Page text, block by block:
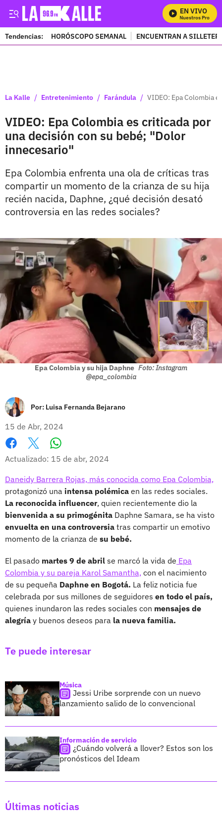
EN VIVO
Mira Todos Nuestros
Tendencias: HORÓSCOPO SEMANAL ENCUENTRAN A
La Kalle / Entretenimiento / Farándula / VIDEO: Epa Colombia
VIDEO: Epa Colombia es criticada por
una decisión con su bebé; "Dolor
innecesario"
Epa Colombia enfrenta una ola de críticas tras
compartir un momento de la crianza de su hija
recién nacida, Daphne, ¿qué decisión desató
controversia en las redes sociales?
Epa Colombia y su hija Daphne Foto: Instagram
@epa_colombia
Por: Luisa Fernanda Bejarano
15 de Abr, 2024
Facebook
X
Actualizado: 15 de abr, 2024
Daneidy Barrera Rojas, más conocida como Epa Colombia,
protagonizó una intensa polémica en las redes sociales.
La reconocida influencer, quien recientemente dio la
bienvenida a su primogénita Daphne Samara, se ha visto
envuelta en una controversia tras compartir un emotivo
momento de la crianza de su bebé.
El pasado martes 9 de abril se marcó la vida de Epa
Colombia y su pareja Karol Samantha, con el nacimiento
de su pequeña Daphne en Bogotá. La feliz noticia fue
celebrada por sus millones de seguidores en todo el país,
quienes inundaron las redes sociales con mensajes de
alegría y buenos deseos para la nueva familia.
Te puede interesar
Música
Jessi Uribe sorprende con un nuevo
lanzamiento salido de lo convencional
Información de servicio
¿Cuándo volverá a llover? Estos son los
pronósticos del Ideam
Últimas noticias